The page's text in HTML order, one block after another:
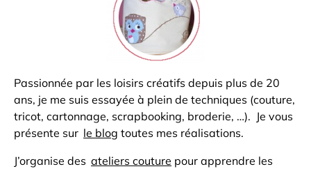
Passionnée par les loisirs créatifs depuis plus de 20
ans, je me suis essayée à plein de techniques (couture,
tricot, cartonnage, scrapbooking, broderie, …). Je vous
présente sur le blog toutes mes réalisations.
J’organise des ateliers couture pour apprendre les